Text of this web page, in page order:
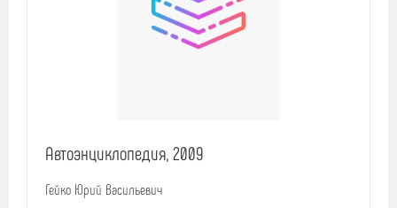
Автоэнциклопедия, 2009
Гейко Юрий Васильевич